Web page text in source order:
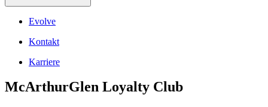
Evolve
Kontakt
Karriere
McArthurGlen Loyalty Club